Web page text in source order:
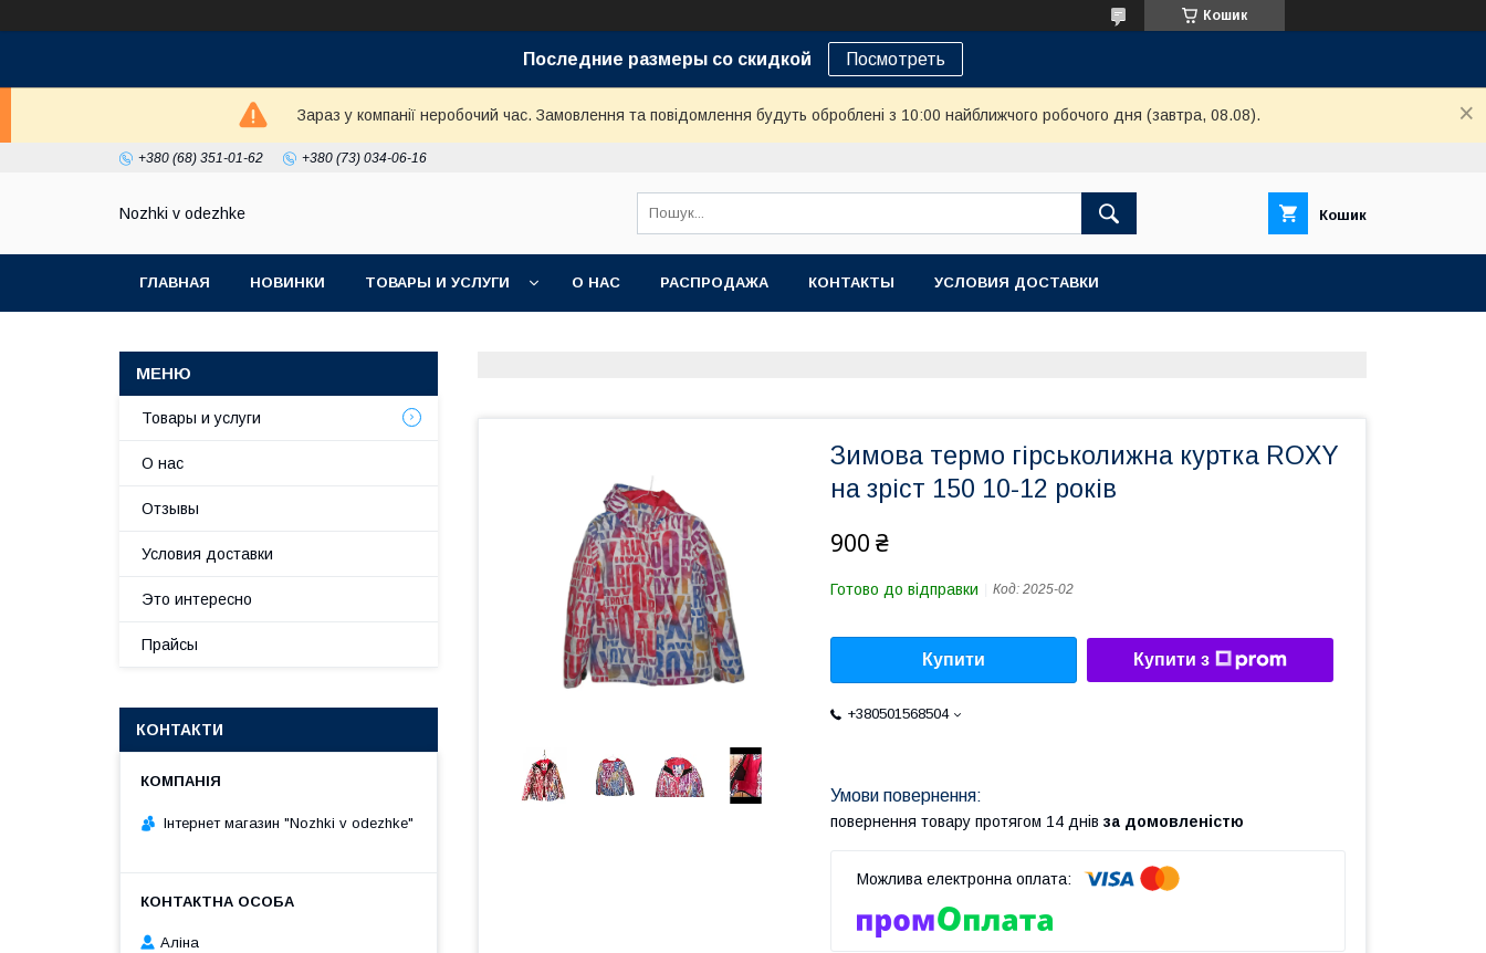
Кошик
Последние размеры со скидкой Посмотреть
Зараз у компанії неробочий час. Замовлення та повідомлення будуть оброблені з 10:00 найближчого робочого дня (завтра, 08.08).
+380 (68) 351-01-62 +380 (73) 034-06-16
Nozhki v odezhke Кошик
ГЛАВНАЯ НОВИНКИ ТОВАРЫ И УСЛУГИ О НАС РАСПРОДАЖА КОНТАКТЫ УСЛОВИЯ ДОСТАВКИ
Зимова термо гірськолижна куртка ROXY
на зріст 150 10-12 років
900 ₴
Готово до відправки Код: 2025-02
Купити Купити з
+380501568504
повернення товару протягом 14 днів за домовленістю
Товары и услуги
О нас
Отзывы
Условия доставки
Это интересно
Прайсы
КОНТАКТИ
Інтернет магазин "Nozhki v odezhke"
Аліна